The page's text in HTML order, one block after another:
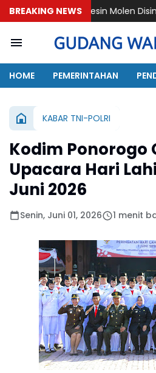
BREAKING NEWS
Mesin Molen Disingkirkan,
HOME PEMERINTAHAN
KABAR TNI-POLRI
Kodim Ponorogo
Upacara Hari
Juni 2026
Senin, Juni 01, 2026 1 menit